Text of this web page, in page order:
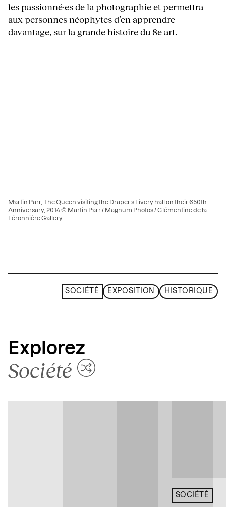
les passionné·es de la photographie et permettra
aux personnes néophytes d’en apprendre
davantage, sur la grande histoire du 8e art.
Martin Parr, The Queen visiting the Draper’s Livery hall on their 650th
Anniversary, 2014 © Martin Parr / Magnum Photos / Clémentine de la
Féronnière Gallery
SOCIÉTÉ EXPOSITION HISTORIQUE
Explorez
Société
SOCIÉTÉ